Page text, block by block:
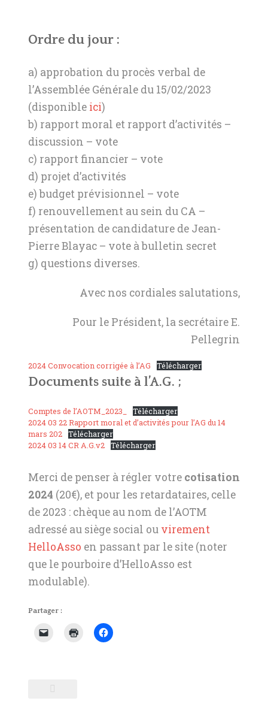
Ordre du jour :
a) approbation du procès verbal de
l’Assemblée Générale du 15/02/2023
(disponible ici)
b) rapport moral et rapport d’activités –
discussion – vote
c) rapport financier – vote
d) projet d’activités
e) budget prévisionnel – vote
f) renouvellement au sein du CA –
présentation de candidature de Jean-
Pierre Blayac – vote à bulletin secret
g) questions diverses.
Avec nos cordiales salutations,
Pour le Président, la secrétaire E.
Pellegrin
2024 Convocation corrigée à l’AG Télécharger
Documents suite à l’A.G. ;
Comptes de l’AOTM_2023_
Télécharger
2024 03 22 Rapport moral et d’activités pour l’AG du 14
mars 202
Télécharger
2024 03 14 CR A.G.v2
Télécharger
Merci de penser à régler votre cotisation
2024 (20€), et pour les retardataires, celle
de 2023 : chèque au nom de l’AOTM
adressé au siège social ou virement
HelloAsso en passant par le site (noter
que le pourboire d’HelloAsso est
modulable).
Partager :